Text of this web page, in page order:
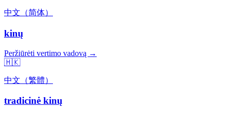
中文（简体）
kinų
Peržiūrėti vertimo vadovą →
🇭🇰
中文（繁體）
tradicinė kinų